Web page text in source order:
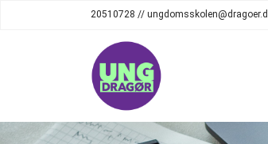
20510728 //